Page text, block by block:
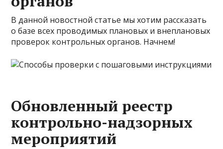
В данной новостной статье мы хотим рассказать
о базе всех проводимых плановых и внеплановых
проверок контрольных органов. Начнем!
Обновленный реестр
контрольно-надзорных
мероприятий